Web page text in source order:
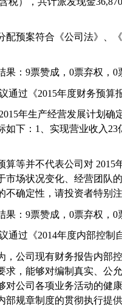
配预案符合《公司法》、
果： 9票赞成， 0票弃权， 0
通过《2015年度财务预算
2015年生产经营发展计划确
如下： 1 、实现营业收入 23
算等并不代表公司对 2015
市场状况变化、经营团队
不确定性，请投资者特别注
果： 9票赞成， 0票弃权， 0
通过《2014年度内部控制
， 公司现有财务报告内部
求，能够对编制真实、公
对公司各项业务活动的健
部规章制度的贯彻执行提